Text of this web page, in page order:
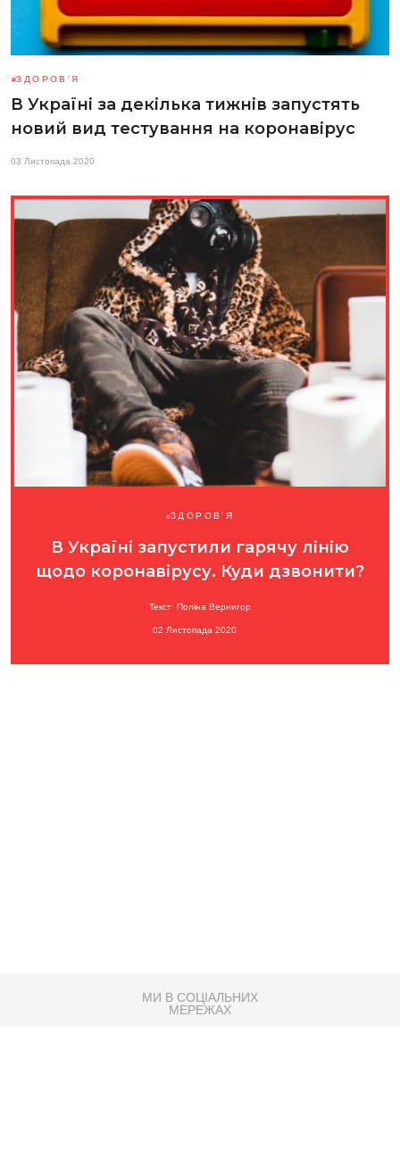
ЗДОРОВ'Я
В Україні за декілька тижнів запустять
новий вид тестування на коронавірус
03 Листопада 2020
ЗДОРОВ'Я
В Україні запустили гарячу лінію
щодо коронавірусу. Куди дзвонити?
Текст: Поліна Вернигор
02 Листопада 2020
МИ В СОЦІАЛЬНИХ
МЕРЕЖАХ